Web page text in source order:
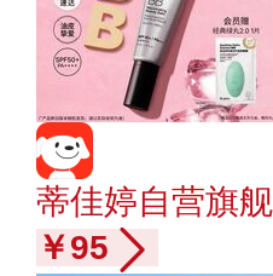
蒂佳婷自营旗
￥95